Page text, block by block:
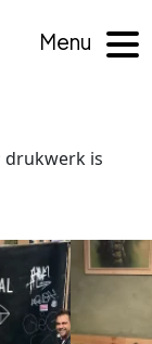
Menu
drukwerk is